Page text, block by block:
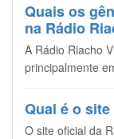
Quais os
na Rádio
A Rádio Riacho
principalmente
Qual é o
O site oficial da